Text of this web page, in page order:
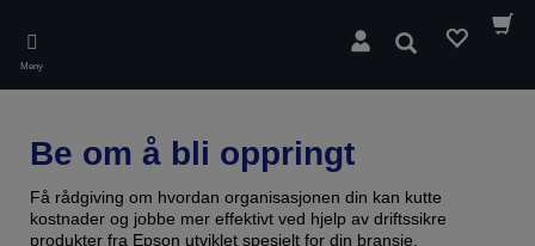
main
content
Meny
Søk
Be om å bli oppringt
Få rådgiving om hvordan organisasjonen din kan kutte
kostnader og jobbe mer effektivt ved hjelp av driftssikre
produkter fra Epson utviklet spesielt for din bransje.